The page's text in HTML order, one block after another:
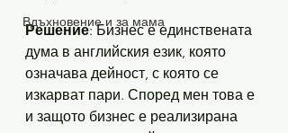
Вдъхновение и за мама
Решение: Бизнес е единствената
дума в английския език, която
означава дейност, с която се
изкарват пари. Според мен това е
и защото бизнес е реализирана